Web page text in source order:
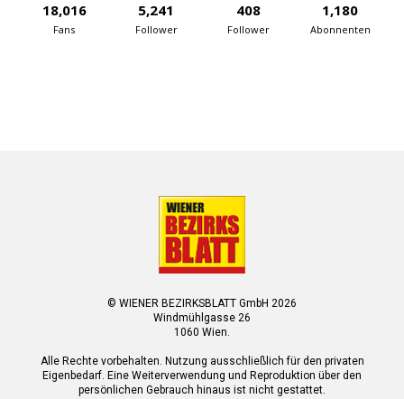
18,016
Fans
5,241
Follower
408
Follower
1,180
Abonnenten
© WIENER BEZIRKSBLATT GmbH 2026
Windmühlgasse 26
1060 Wien.
Alle Rechte vorbehalten. Nutzung ausschließlich für den privaten
Eigenbedarf. Eine Weiterverwendung und Reproduktion über den
persönlichen Gebrauch hinaus ist nicht gestattet.